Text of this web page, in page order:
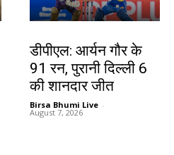
डीपीएल: आर्यन गौर के
91 रन, पुरानी दिल्ली 6
की शानदार जीत
Birsa Bhumi Live -
August 7, 2026